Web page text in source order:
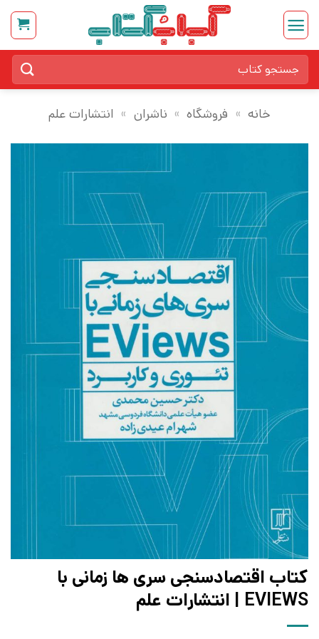
Skip
content
برای:
خانه » فروشگاه » ناشران » انتشارات علم
کتاب اقتصادسنجی سری ها زمانی با
EVIEWS | انتشارات علم